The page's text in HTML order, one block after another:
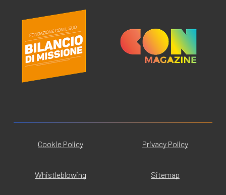
Cookie Policy Privacy Policy
Whistleblowing Sitemap